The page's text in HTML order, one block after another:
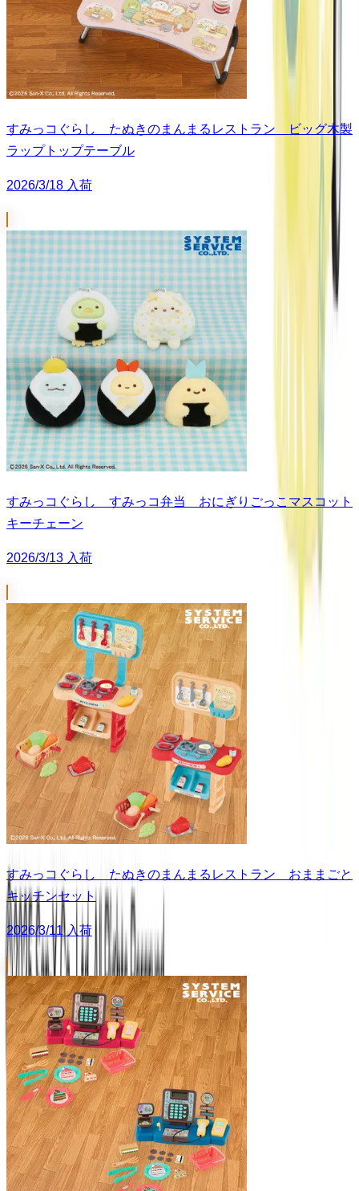
すみっコぐらし たぬきのまんまるレストラン ビッグ木製
ラップトップテーブル
2026/3/18 入荷
すみっコぐらし すみっコ弁当 おにぎりごっこマスコット
キーチェーン
2026/3/13 入荷
すみっコぐらし たぬきのまんまるレストラン おままごと
キッチンセット
2026/3/11 入荷